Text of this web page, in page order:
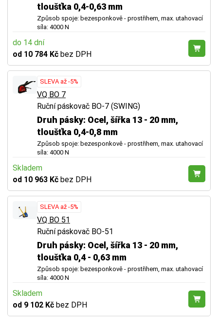
tloušťka 0,4-0,63 mm
Způsob spoje: bezesponkově - prostřihem, max. utahovací
síla: 4000 N
do 14 dní
od 10 784 Kč bez DPH
SLEVA až -5%
VQ BO 7
Ruční páskovač BO-7 (SWING)
Druh pásky: Ocel, šířka 13 - 20 mm,
tloušťka 0,4-0,8 mm
Způsob spoje: bezesponkově - prostřihem, max. utahovací
síla: 4000 N
Skladem
od 10 963 Kč bez DPH
SLEVA až -5%
VQ BO 51
Ruční páskovač BO-51
Druh pásky: Ocel, šířka 13 - 20 mm,
tloušťka 0,4 - 0,63 mm
Způsob spoje: bezesponkově - prostřihem, max. utahovací
síla: 4000 N
Skladem
od 9 102 Kč bez DPH